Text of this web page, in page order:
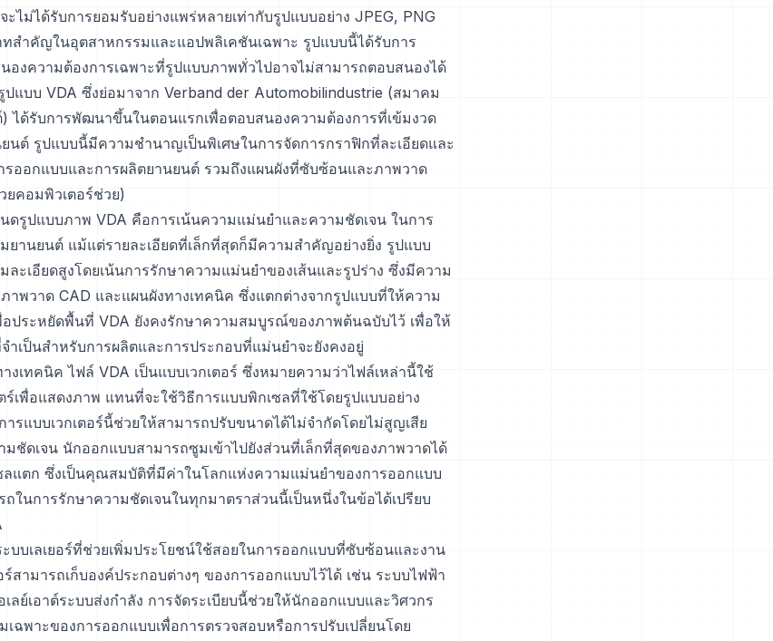
ไม่ได้รับการยอมรับอย่างแพร่หลายเท่ากับรูปแบบอย่าง JPEG, PNG
สำคัญในอุตสาหกรรมและแอปพลิเคชันเฉพาะ รูปแบบนี้ได้รับการ
องความต้องการเฉพาะที่รูปแบบภาพทั่วไปอาจไม่สามารถตอบสนองได้
แบบ VDA ซึ่งย่อมาจาก Verband der Automobilindustrie (สมาคม
ได้รับการพัฒนาขึ้นในตอนแรกเพื่อตอบสนองความต้องการที่เข้มงวด
นต์ รูปแบบนี้มีความชำนาญเป็นพิเศษในการจัดการกราฟิกที่ละเอียดและ
รออกแบบและการผลิตยานยนต์ รวมถึงแผนผังที่ซับซ้อนและภาพวาด
ยคอมพิวเตอร์ช่วย)
รูปแบบภาพ VDA คือการเน้นความแม่นยำและความชัดเจน ในการ
ยานยนต์ แม้แต่รายละเอียดที่เล็กที่สุดก็มีความสำคัญอย่างยิ่ง รูปแบบ
ละเอียดสูงโดยเน้นการรักษาความแม่นยำของเส้นและรูปร่าง ซึ่งมีความ
าพวาด CAD และแผนผังทางเทคนิค ซึ่งแตกต่างจากรูปแบบที่ให้ความ
ประหยัดพื้นที่ VDA ยังคงรักษาความสมบูรณ์ของภาพต้นฉบับไว้ เพื่อให้
ำเป็นสำหรับการผลิตและการประกอบที่แม่นยำจะยังคงอยู่
เทคนิค ไฟล์ VDA เป็นแบบเวกเตอร์ ซึ่งหมายความว่าไฟล์เหล่านี้ใช้
เพื่อแสดงภาพ แทนที่จะใช้วิธีการแบบพิกเซลที่ใช้โดยรูปแบบอย่าง
ารแบบเวกเตอร์นี้ช่วยให้สามารถปรับขนาดได้ไม่จำกัดโดยไม่สูญเสีย
มชัดเจน นักออกแบบสามารถซูมเข้าไปยังส่วนที่เล็กที่สุดของภาพวาดได้
แตก ซึ่งเป็นคุณสมบัติที่มีค่าในโลกแห่งความแม่นยำของการออกแบบ
ในการรักษาความชัดเจนในทุกมาตราส่วนนี้เป็นหนึ่งในข้อได้เปรียบ
บบเลเยอร์ที่ช่วยเพิ่มประโยชน์ใช้สอยในการออกแบบที่ซับซ้อนและงาน
ร์สามารถเก็บองค์ประกอบต่างๆ ของการออกแบบไว้ได้ เช่น ระบบไฟฟ้า
เลย์เอาต์ระบบส่งกำลัง การจัดระเบียบนี้ช่วยให้นักออกแบบและวิศวกร
เฉพาะของการออกแบบเพื่อการตรวจสอบหรือการปรับเปลี่ยนโดย